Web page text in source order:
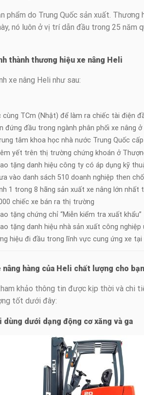
phẩm do Trung Quốc sản xuất.
nó luôn ở vị trí dẫn đầu trong 25 năm
thành thương hiệu xe nâng Heli
xe nâng Heli như sau:
cùng TCm (Nhật) để làm ra chiếc tài điện
đứng đầu trong ngành phân phối xe nâng
tâm khoa học nhà nước Trung Quốc
yết trên thị trường chứng khoán ở
tặng danh hiệu công ty có áp dụng kỹ
vào danh sách 510 doanh nghiệp then
1 trong 8 hãng sản xuất xe nâng lớn nhất
chiếc xe bán ra thị trường
tặng chứng chỉ “Miễn kiểm tra xuất khẩu”
tặng danh hiệu nhà sản xuất công nghiệp
hiệu đi đầu trong lĩnh vực cung ứng xe
hàng của Heli chất lượng cho
khảo thông tin được kịp thời và chi
tốt dưới đây:
dùng dưới dạng động cơ xăng và ga